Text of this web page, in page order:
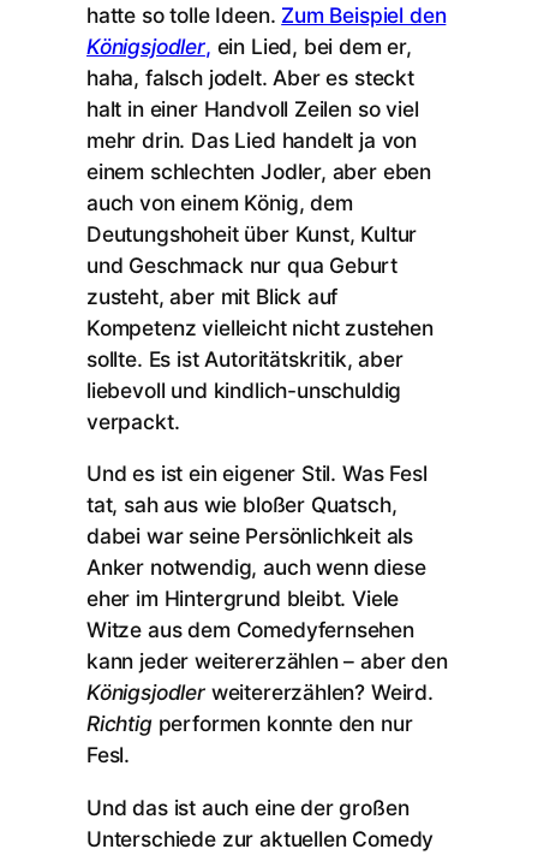
hatte so tolle Ideen. Zum Beispiel den
Königsjodler, ein Lied, bei dem er,
haha, falsch jodelt. Aber es steckt
halt in einer Handvoll Zeilen so viel
mehr drin. Das Lied handelt ja von
einem schlechten Jodler, aber eben
auch von einem König, dem
Deutungshoheit über Kunst, Kultur
und Geschmack nur qua Geburt
zusteht, aber mit Blick auf
Kompetenz vielleicht nicht zustehen
sollte. Es ist Autoritätskritik, aber
liebevoll und kindlich-unschuldig
verpackt.
Und es ist ein eigener Stil. Was Fesl
tat, sah aus wie bloßer Quatsch,
dabei war seine Persönlichkeit als
Anker notwendig, auch wenn diese
eher im Hintergrund bleibt. Viele
Witze aus dem Comedyfernsehen
kann jeder weitererzählen – aber den
Königsjodler weitererzählen? Weird.
Richtig performen konnte den nur
Fesl.
Und das ist auch eine der großen
Unterschiede zur aktuellen Comedy